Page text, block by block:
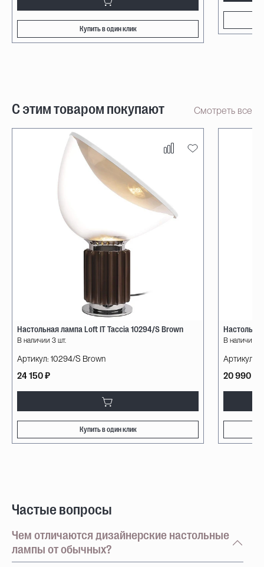
Купить в один клик
С этим товаром покупают Смотреть все
Настольная лампа Loft IT Taccia 10294/S Brown
В наличии 3 шт.
Артикул: 10294/S Brown
24 150 ₽
Купить в один клик
В наличии
Артикул:
20 990 ₽
Частые вопросы
Чем отличаются дизайнерские настольные
лампы от обычных?